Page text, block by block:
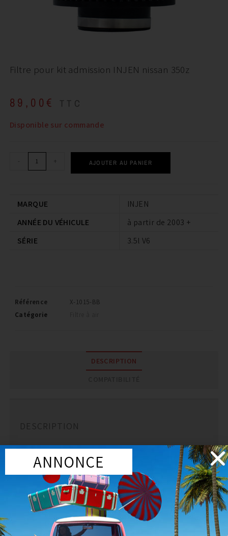
Filtre pour kit admission INJEN nissan 350z
89,00 € TTC
Disponible sur commande
- + AJOUTER AU PANIER
MARQUE
INJEN
ANNÉE DU VÉHICULE
à partir de 2003 +
SÉRIE
3.5l V6
Référence
X-1015-BB
Catégorie
DESCRIPTION
DESCRIPTION
Filtre pour kit admission INJEN nissan 350z
PRODUITS SIMILAIRES
ANNONCE